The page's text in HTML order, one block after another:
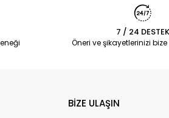
7 / 24 DESTEK
Öneri ve şikayetlerinizi
BİZE ULAŞIN